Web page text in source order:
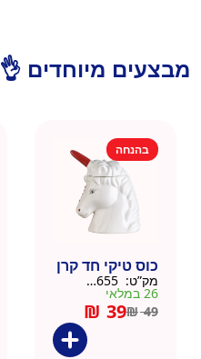
מבצעים מיוחדים 👌
בהנחה
כוס טיקי חד קרן
מק”ט:
26 במלאי
₪49
₪ 39